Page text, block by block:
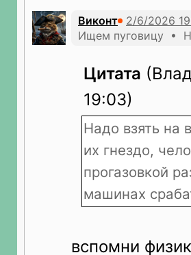
Виконт
Ищем пуговицу •
Цитата
19:03)
Надо взять на
их гнездо,
прогазовкой
машинах
вспомни